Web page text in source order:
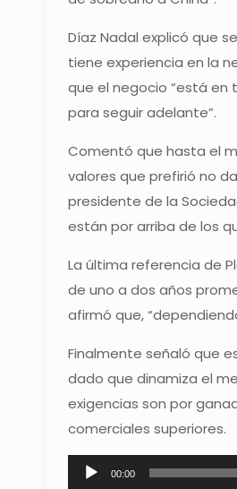
Díaz Nadal explicó que
tiene experiencia en la
que el negocio “está
para seguir adelante”.
Comentó que hasta el
valores que prefirió no
presidente de la
están por arriba de los
La última referencia de
de uno a dos años
afirmó que,
Finalmente señaló que
dado que dinamiza el
exigencias son por
comerciales superiores.
Reproductor
00:00